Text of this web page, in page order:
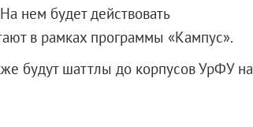
нем будет действовать
в рамках программы «Кампус».
будут шаттлы до корпусов УрФУ на